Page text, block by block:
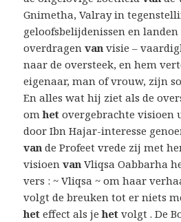
Gnimetha, Valray in
geloofsbelijdenissen en
overdragenvan visie –
naar de oversteek, en hem
eigenaar, man of vrouw, zijn
En alles wat hij ziet als de
omhet overgebrachte visioen
door Ibn Hajar-interesse
van de Profeet vrede zij met
visioenvan Vliqsa Oabbarha
vers : ~ Vliqsa ~ om haar
volgt de breuken tot er niets
het effect als jehet volgt . De